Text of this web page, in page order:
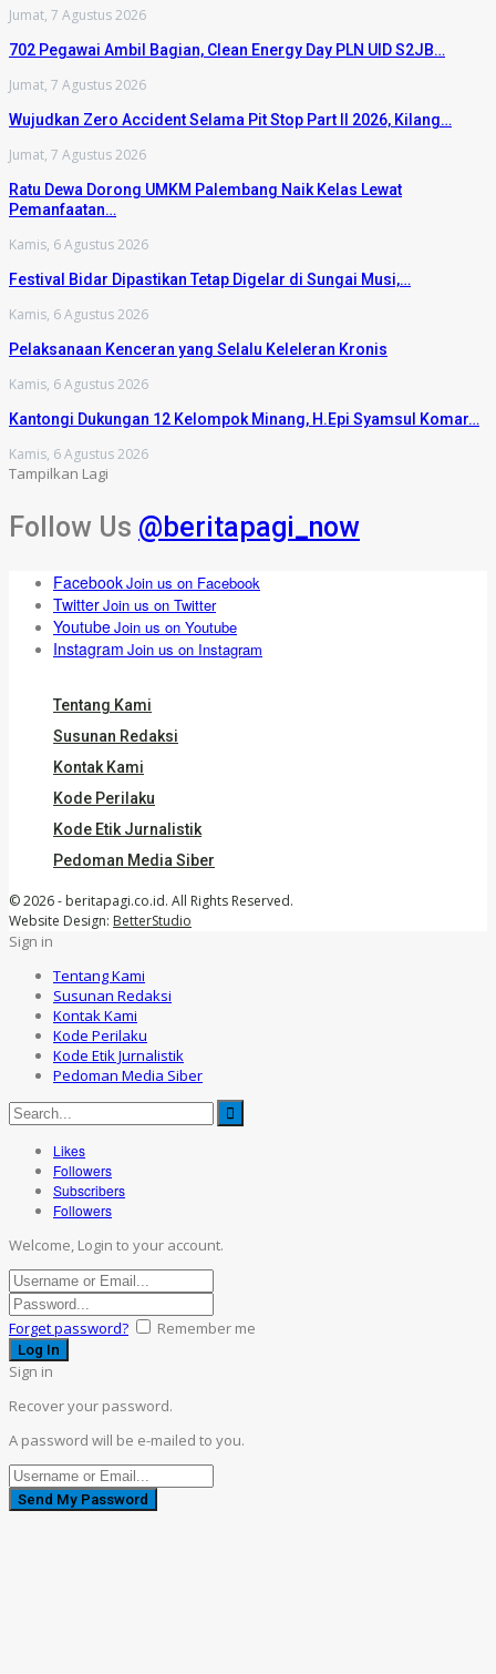
Jumat, 7 Agustus 2026
702 Pegawai Ambil Bagian, Clean Energy Day PLN UID S2JB…
Jumat, 7 Agustus 2026
Wujudkan Zero Accident Selama Pit Stop Part II 2026, Kilang…
Jumat, 7 Agustus 2026
Ratu Dewa Dorong UMKM Palembang Naik Kelas Lewat
Pemanfaatan…
Kamis, 6 Agustus 2026
Festival Bidar Dipastikan Tetap Digelar di Sungai Musi,…
Kamis, 6 Agustus 2026
Pelaksanaan Kenceran yang Selalu Keleleran Kronis
Kamis, 6 Agustus 2026
Kantongi Dukungan 12 Kelompok Minang, H.Epi Syamsul Komar…
Kamis, 6 Agustus 2026
Tampilkan Lagi
Follow Us @beritapagi_now
FacebookJoin us on Facebook
TwitterJoin us on Twitter
YoutubeJoin us on Youtube
Instagram Join us on Instagram
Tentang Kami
Susunan Redaksi
Kontak Kami
Kode Perilaku
Kode Etik Jurnalistik
Pedoman Media Siber
© 2026 - beritapagi.co.id. All Rights Reserved.
Website Design: BetterStudio
Sign in
Tentang Kami
Susunan Redaksi
Kontak Kami
Kode Perilaku
Kode Etik Jurnalistik
Pedoman Media Siber
Likes
Followers
Subscribers
Followers
Welcome, Login to your account.
Forget password? Remember me
Sign in
Recover your password.
A password will be e-mailed to you.